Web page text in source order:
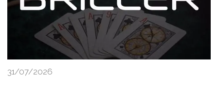
31/07/2026